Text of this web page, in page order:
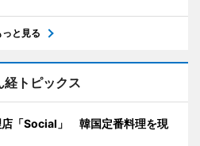
っと見る
経トピックス
店「Social」 韓国定番料理を現